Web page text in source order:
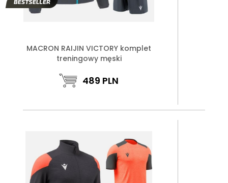
MACRON RAIJIN VICTORY komplet
treningowy męski
489 PLN